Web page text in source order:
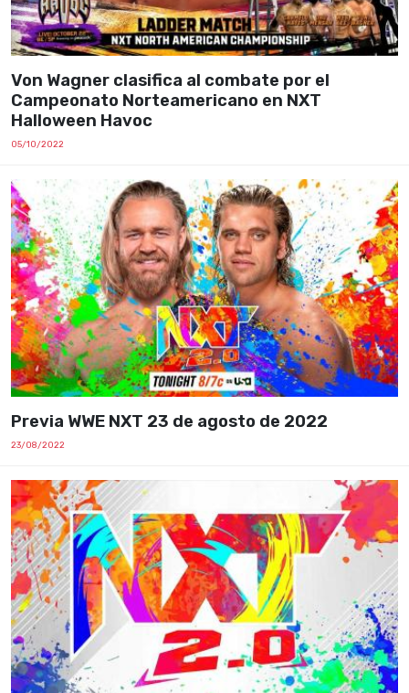
Von Wagner clasifica al combate por el
Campeonato Norteamericano en NXT
Halloween Havoc
05/10/2022
Previa WWE NXT 23 de agosto de 2022
23/08/2022